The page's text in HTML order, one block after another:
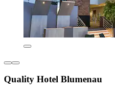
Quality Hotel Blumenau